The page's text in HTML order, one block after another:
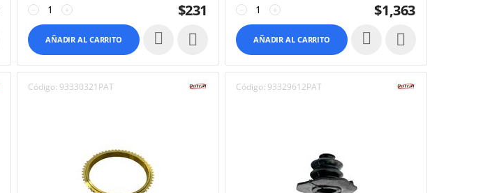
+
− $231
AÑADIR AL CARRITO 
+
− $1,363
AÑADIR AL CARRITO 
Código: 93330321PAT Código: 93329612PAT